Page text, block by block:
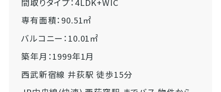
専有面積：90.51㎡
バルコニー：10.01㎡
築年月：1999年1月
西武新宿線 井荻駅 徒歩15分